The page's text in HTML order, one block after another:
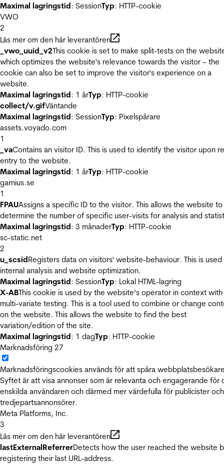
Maximal lagringstid: SessionTyp: HTTP-cookie
VWO
2
Läs mer om den här leverantören
_vwo_uuid_v2This cookie is set to make split-tests on the
which optimizes the website's relevance towards the visitor – the
cookie can also be set to improve the visitor's experience on a
website.
Maximal lagringstid: 1 årTyp: HTTP-cookie
collect/v.gifVäntande
Maximal lagringstid: SessionTyp: Pixelspårare
assets.voyado.com
1
_vaContains an visitor ID. This is used to identify the visitor upon
entry to the website.
Maximal lagringstid: 1 årTyp: HTTP-cookie
garnius.se
1
FPAUAssigns a specific ID to the visitor. This allows the website to
determine the number of specific user-visits for analysis and
Maximal lagringstid: 3 månaderTyp: HTTP-cookie
sc-static.net
2
u_scsidRegisters data on visitors' website-behaviour. This is
internal analysis and website optimization.
Maximal lagringstid: SessionTyp: Lokal HTML-lagring
X-ABThis cookie is used by the website’s operator in context with
multi-variate testing. This is a tool used to combine or change
on the website. This allows the website to find the best
variation/edition of the site.
Maximal lagringstid: 1 dagTyp: HTTP-cookie
Marknadsföring 27
Marknadsföringscookies används för att spåra
Syftet är att visa annonser som är relevanta och engagerande för
enskilda användaren och därmed mer värdefulla för publicister och
tredjepartsannonsörer.
Meta Platforms, Inc.
3
Läs mer om den här leverantören
lastExternalReferrerDetects how the user reached the website
registering their last URL-address.